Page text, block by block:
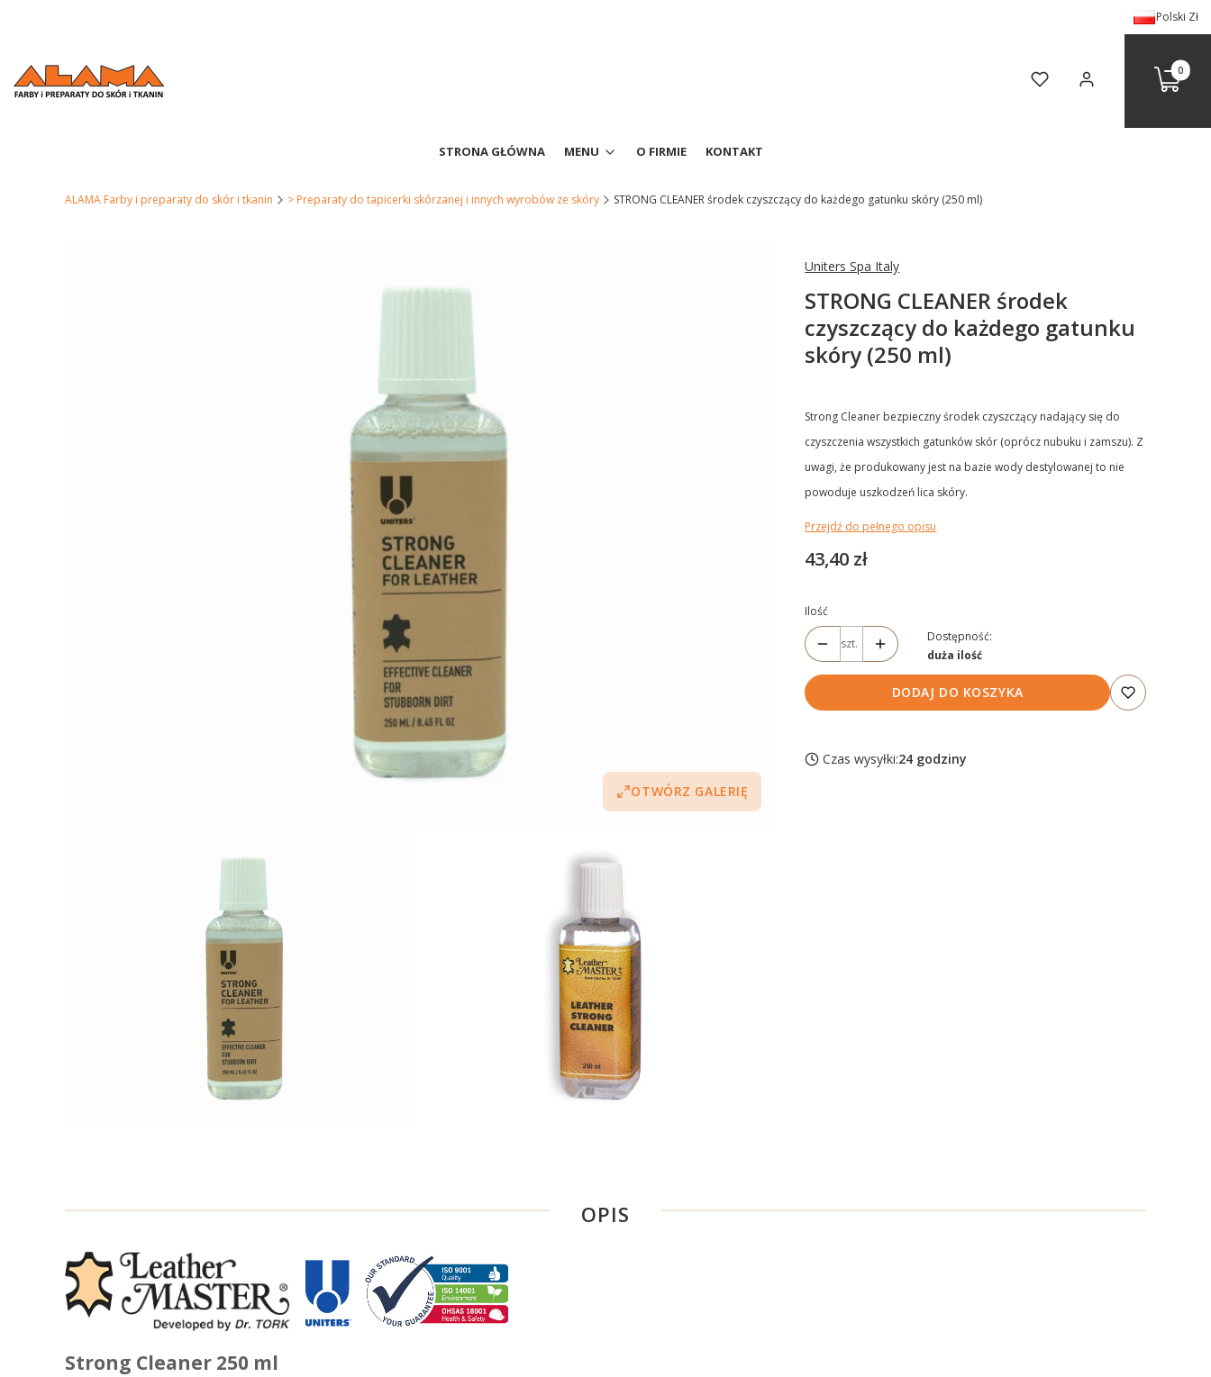
Polski Zł
Ulubione Zaloguj się Produkty
Koszyk
STRONA GŁÓWNA MENU O FIRMIE KONTAKT
ALAMA Farby i preparaty do skór i tkanin > Preparaty do tapicerki skórzanej i innych wyrobów ze skóry STRONG CLEANER środek czyszczący do każdego gatunku skóry (250 ml)
OTWÓRZ GALERIĘ
Uniters Spa Italy
STRONG CLEANER środek
czyszczący do każdego gatunku
skóry (250 ml)
Strong Cleaner bezpieczny środek czyszczący nadający się do
czyszczenia wszystkich gatunków skór (oprócz nubuku i zamszu). Z
uwagi, że produkowany jest na bazie wody destylowanej to nie
powoduje uszkodzeń lica skóry.
Przejdź do pełnego opisu
Cena
43,40 zł
Ilość
szt.
Dostępność:
duża ilość
DODAJ DO KOSZYKA
Czas wysyłki:24 godziny
OPIS
Strong Cleaner 250 ml